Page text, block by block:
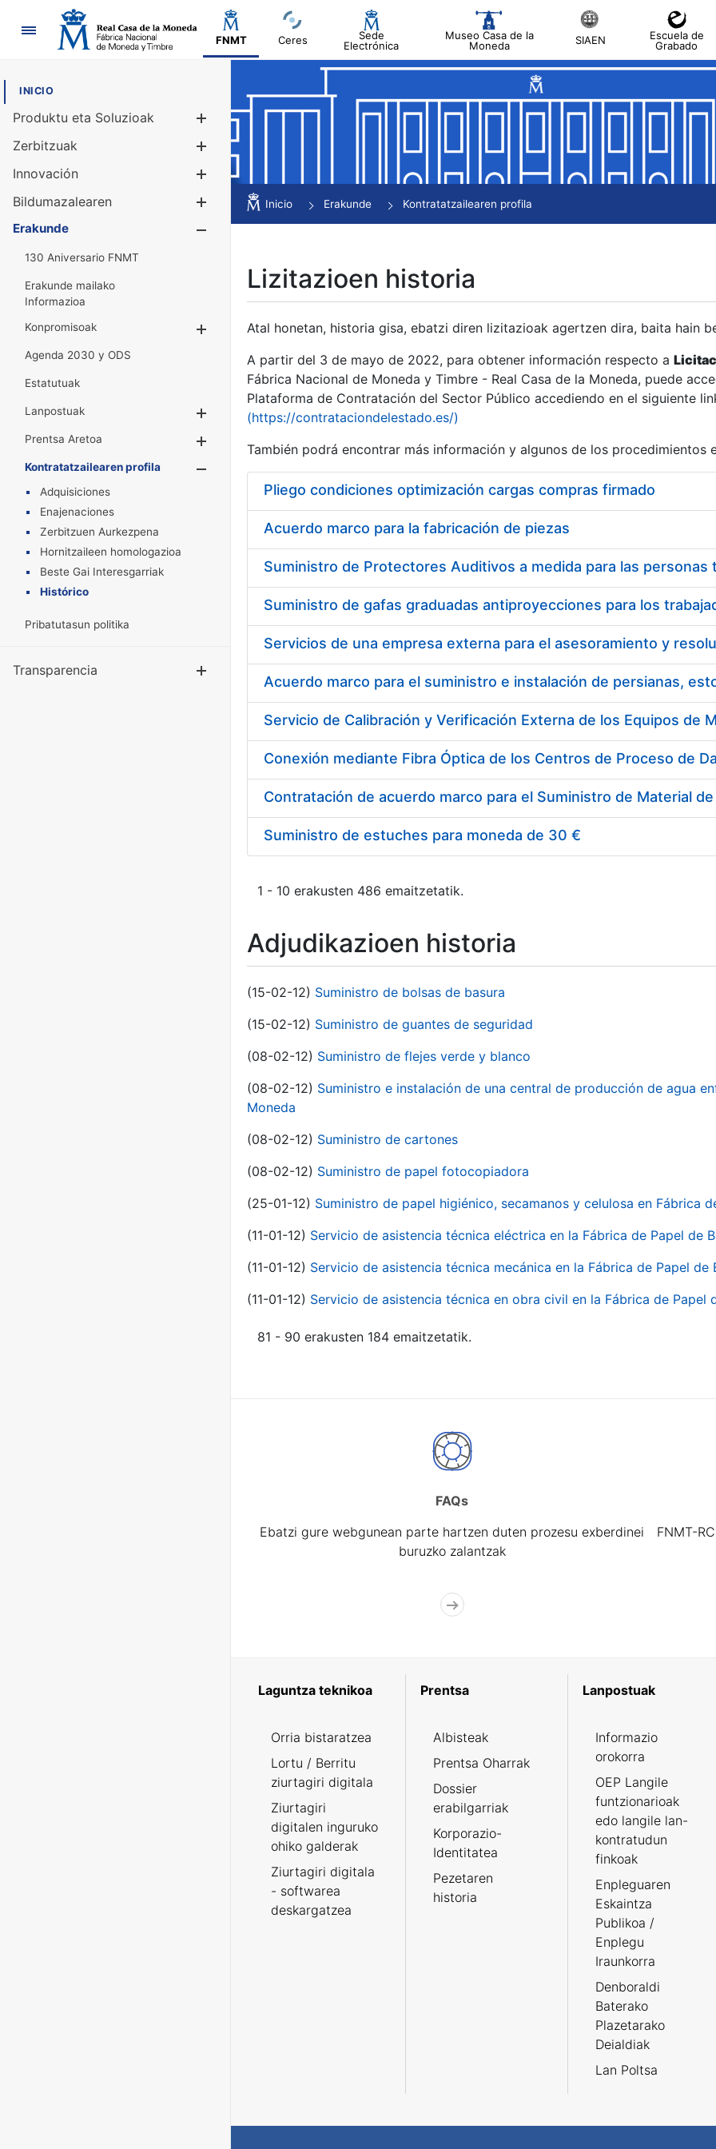
Nabigazioa
FNMT Ceres
Sede
Electrónica
Museo Casa de la
Moneda
SIAEN
Escuela de
Grabado
INICIO
Produktu eta Soluzioak
Erakutsi/Ezkutatu
Zerbitzuak
Innovación
Bildumazalearen
Erakutsi/Ezkutatu
Erakunde
130 Aniversario FNMT
Erakunde mailako
Informazioa
Konpromisoak
Erakutsi/Ezkutatu
Agenda 2030 y ODS
Estatutuak
Lanpostuak
Erakutsi/Ezkutatu
Prentsa Aretoa
Erakutsi/Ezkutatu
Kontratatzailearen profila
Erakutsi/Ezkutatu
Adquisiciones
Enajenaciones
Zerbitzuen Aurkezpena
Hornitzaileen homologazioa
Beste Gai Interesgarriak
Histórico
Pribatutasun politika
Transparencia Erakutsi/Ezkutatu
Inicio Erakunde Kontratatzailearen profila
Lizitazioen historia
Atal honetan, historia gisa, ebatzi diren lizitazioak agertzen dira, baita hain
A partir del 3 de mayo de 2022, para obtener información respecto a
Fábrica Nacional de Moneda y Timbre - Real Casa de la Moneda, puede
Plataforma de Contratación del Sector Público accediendo en el siguiente
(https://contrataciondelestado.es/)
También podrá encontrar más información y algunos de los procedimientos
Pliego condiciones optimización cargas compras firmado
Acuerdo marco para la fabricación de piezas
Acuerdo marco para el suministro e instalación de persianas,
Suministro de estuches para moneda de 30 €
1 - 10 erakusten 486 emaitzetatik.
Adjudikazioen historia
(15-02-12) Suministro de bolsas de basura
(15-02-12) Suministro de guantes de seguridad
(08-02-12) Suministro de flejes verde y blanco
(08-02-12) Suministro e instalación de una central de producción de agua
Moneda
(08-02-12) Suministro de cartones
(08-02-12) Suministro de papel fotocopiadora
(25-01-12) Suministro de papel higiénico, secamanos y celulosa en Fábrica
(11-01-12) Servicio de asistencia técnica eléctrica en la Fábrica de Papel de
(11-01-12) Servicio de asistencia técnica mecánica en la Fábrica de Papel de
(11-01-12) Servicio de asistencia técnica en obra civil en la Fábrica de Papel
81 - 90 erakusten 184 emaitzetatik.
FAQs
Ebatzi gure webgunean parte hartzen duten prozesu exberdinei
buruzko zalantzak
FNMT-
Laguntza teknikoa
Orria bistaratzea
Lortu / Berritu
ziurtagiri digitala
Ziurtagiri
digitalen inguruko
ohiko galderak
Ziurtagiri digitala
- softwarea
deskargatzea
Prentsa
Albisteak
Prentsa Oharrak
Dossier
erabilgarriak
Korporazio-
Identitatea
Pezetaren
historia
Lanpostuak
Informazio
orokorra
OEP Langile
funtzionarioak
edo langile lan-
kontratudun
finkoak
Enpleguaren
Eskaintza
Publikoa /
Enplegu
Iraunkorra
Denboraldi
Baterako
Plazetarako
Deialdiak
Lan Poltsa